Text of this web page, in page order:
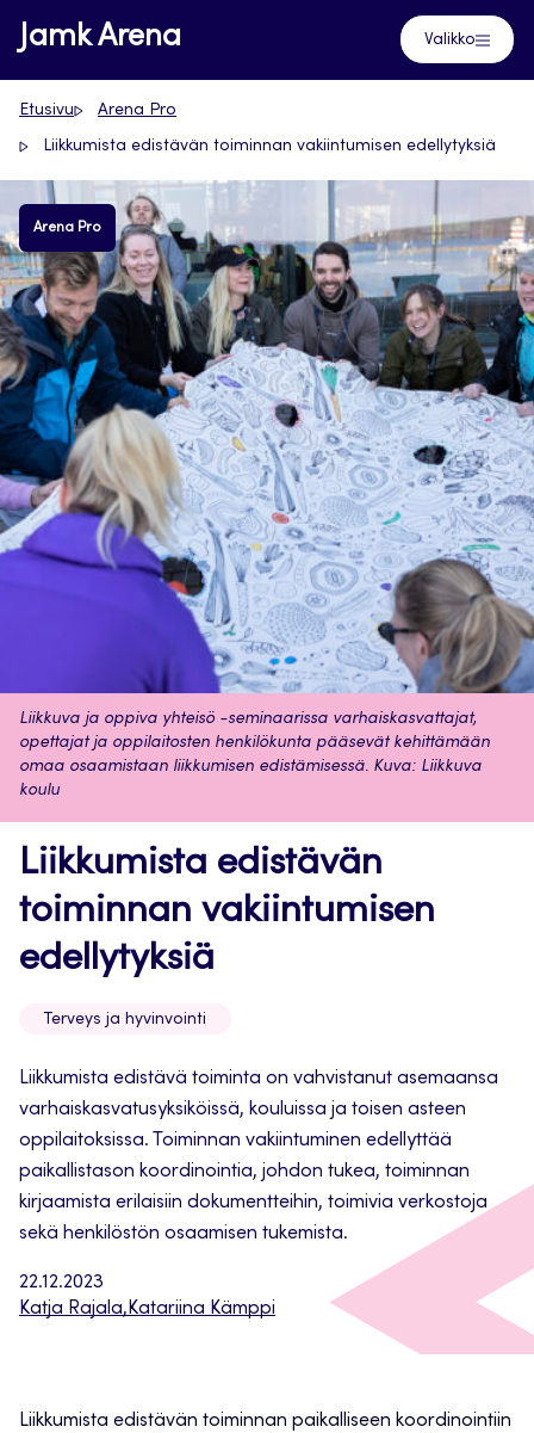
Siirry
suoraan
sisältöön
Jamk Arena Valikko
Etusivu Arena Pro
Liikkumista edistävän toiminnan vakiintumisen edellytyksiä
Arena Pro
Liikkuva ja oppiva yhteisö -seminaarissa varhaiskasvattajat,
opettajat ja oppilaitosten henkilökunta pääsevät kehittämään
omaa osaamistaan liikkumisen edistämisessä. Kuva: Liikkuva
koulu
22.12.2023
Katja Rajala, Katariina Kämppi
Liikkumista edistävän
toiminnan vakiintumisen
edellytyksiä
Terveys ja hyvinvointi
Liikkumista edistävä toiminta on vahvistanut asemaansa
varhaiskasvatusyksiköissä, kouluissa ja toisen asteen
oppilaitoksissa. Toiminnan vakiintuminen edellyttää
paikallistason koordinointia, johdon tukea, toiminnan
kirjaamista erilaisiin dokumentteihin, toimivia verkostoja
sekä henkilöstön osaamisen tukemista.
Liikkumista edistävän toiminnan paikalliseen koordinointiin